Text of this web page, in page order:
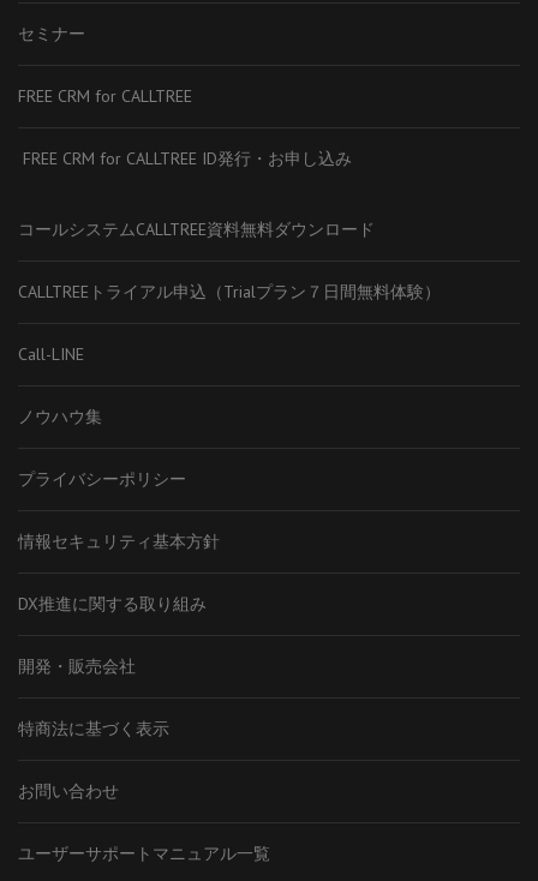
セミナー
FREE CRM for CALLTREE
FREE CRM for CALLTREE ID発行・お申し込み
コールシステムCALLTREE資料無料ダウンロード
CALLTREEトライアル申込（Trialプラン７日間無料体験）
Call-LINE
ノウハウ集
プライバシーポリシー
情報セキュリティ基本方針
DX推進に関する取り組み
開発・販売会社
特商法に基づく表示
お問い合わせ
ユーザーサポートマニュアル一覧